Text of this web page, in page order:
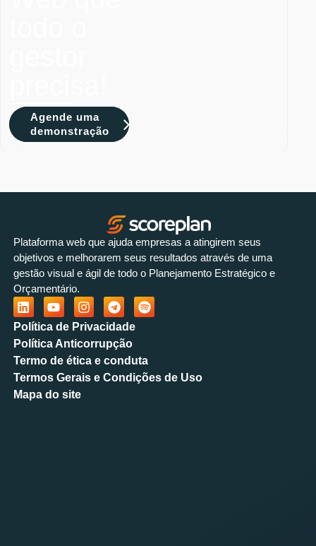
Agende uma
demonstração
Plataforma web que ajuda empresas a atingirem seus
objetivos e melhorarem seus resultados através de uma
gestão visual e ágil de todo o Planejamento Estratégico e
Orçamentário.
Política de Privacidade
Política Anticorrupção
Termo de ética e conduta
Termos Gerais e Condições de Uso
Mapa do site